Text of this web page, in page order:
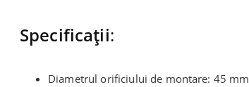
Specificații:
Diametrul orificiului de montare: 45 mm